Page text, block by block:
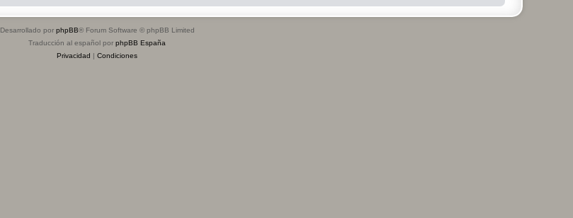
Desarrollado por phpBB® Forum Software © phpBB Limited
Traducción al español por phpBB España
Privacidad | Condiciones